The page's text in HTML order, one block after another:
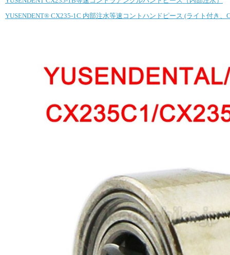
YUSENDENT® CX235-1C 内部注水等速コントハンドピース (ライト付き、